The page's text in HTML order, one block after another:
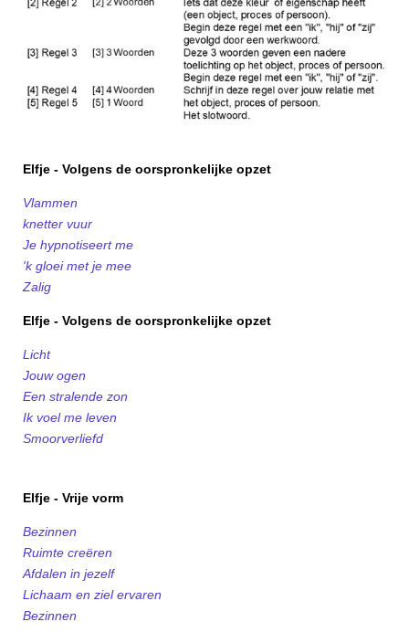
Elfje - Volgens de oorspronkelijke opzet
Vlammen
knetter vuur
Je hypnotiseert me
'k gloei met je mee
Zalig
Elfje - Volgens de oorspronkelijke opzet
Licht
Jouw ogen
Een stralende zon
Ik voel me leven
Smoorverliefd
Elfje - Vrije vorm
Bezinnen
Ruimte creëren
Afdalen in jezelf
Lichaam en ziel ervaren
Bezinnen